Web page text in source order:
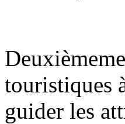
touristiques
guider les